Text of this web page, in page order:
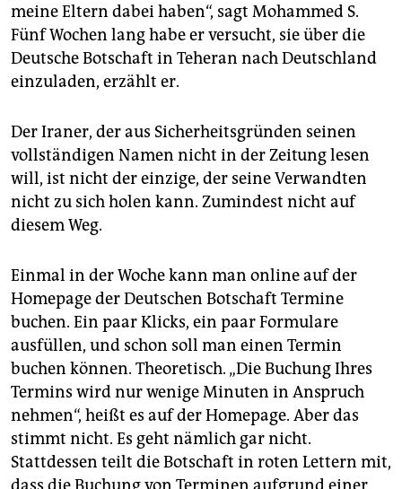
unterstützen
abo
genossenschaft
epaper login
meine Eltern dabei haben“, sagt Mohammed S.
Fünf Wochen lang habe er versucht, sie über die
Deutsche Botschaft in Teheran nach Deutschland
einzuladen, erzählt er.
Der Iraner, der aus Sicherheitsgründen seinen
vollständigen Namen nicht in der Zeitung lesen
will, ist nicht der einzige, der seine Verwandten
nicht zu sich holen kann. Zumindest nicht auf
diesem Weg.
Einmal in der Woche kann man online auf der
Homepage der Deutschen Botschaft Termine
buchen. Ein paar Klicks, ein paar Formulare
ausfüllen, und schon soll man einen Termin
buchen können. Theoretisch. „Die Buchung Ihres
Termins wird nur wenige Minuten in Anspruch
nehmen“, heißt es auf der Homepage. Aber das
stimmt nicht. Es geht nämlich gar nicht.
Stattdessen teilt die Botschaft in roten Lettern mit,